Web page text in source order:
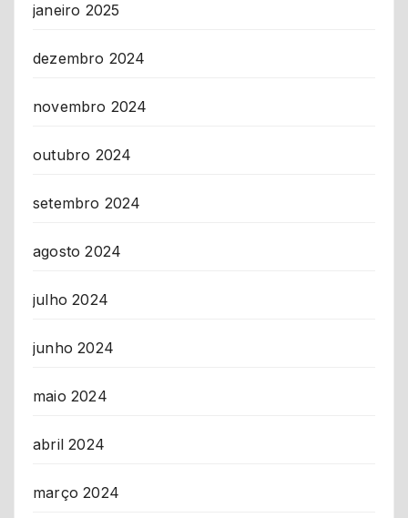
janeiro 2025
dezembro 2024
novembro 2024
outubro 2024
setembro 2024
agosto 2024
julho 2024
junho 2024
maio 2024
abril 2024
março 2024